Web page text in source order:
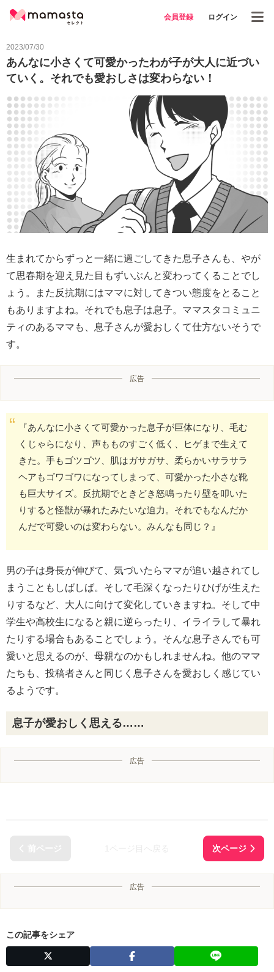
会員登録 ログイン
2023/07/30
あんなに小さくて可愛かったわが子が大人に近づい
ていく。それでも愛おしさは変わらない！
生まれてからずっと一緒に過ごしてきた息子さんも、やが
て思春期を迎え見た目もずいぶんと変わってくることでし
ょう。また反抗期にはママに対してきつい態度をとること
もありますよね。それでも息子は息子。ママスタコミュニ
ティのあるママも、息子さんが愛おしくて仕方ないそうで
す。
広告
『あんなに小さくて可愛かった息子が巨体になり、毛む
くじゃらになり、声もものすごく低く、ヒゲまで生えて
きた。手もゴツゴツ、肌はガサガサ、柔らかいサラサラ
ヘアもゴワゴワになってしまって、可愛かった小さな靴
も巨大サイズ。反抗期でときどき怒鳴ったり壁を叩いた
りすると怪獣が暴れたみたいな迫力。それでもなんだか
んだで可愛いのは変わらない。みんなも同じ？』
男の子は身長が伸びて、気づいたらママが追い越されてし
まうこともしばしば。そして毛深くなったりひげが生えた
りするなど、大人に向けて変化していきますね。そして中
学生や高校生になると親に逆らったり、イライラして暴れ
たりする場合もあることでしょう。そんな息子さんでも可
愛いと思えるのが、母親なのかもしれませんね。他のママ
たちも、投稿者さんと同じく息子さんを愛おしく感じてい
るようです。
息子が愛おしく思える……
広告
広告
この記事をシェア